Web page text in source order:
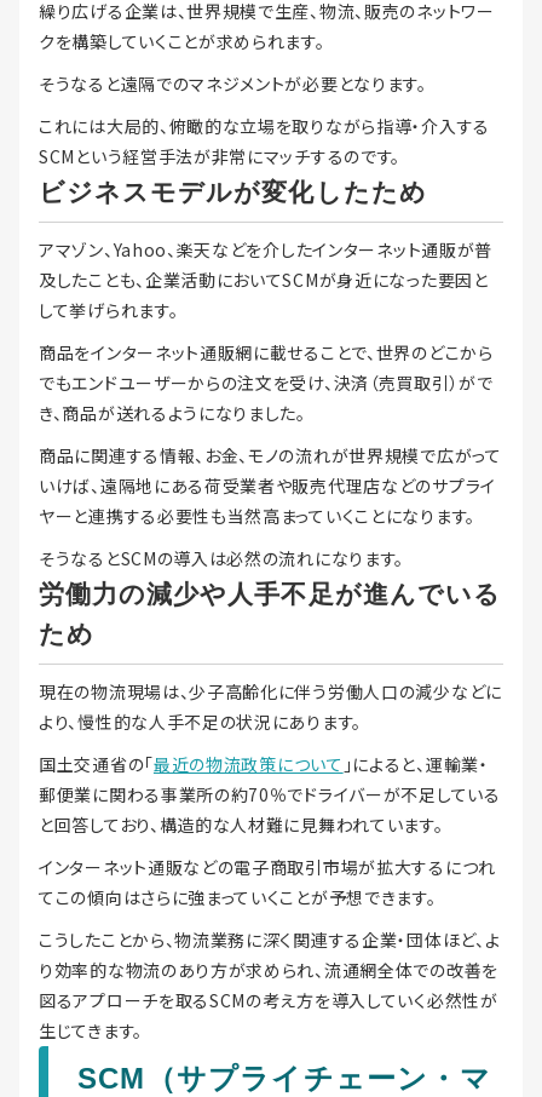
繰り広げる企業は、世界規模で生産、物流、販売のネットワー
クを構築していくことが求められます。
そうなると遠隔でのマネジメントが必要となります。
これには大局的、俯瞰的な立場を取りながら指導・介入する
SCMという経営手法が非常にマッチするのです。
ビジネスモデルが変化したため
アマゾン、Yahoo、楽天などを介したインターネット通販が普
及したことも、企業活動においてSCMが身近になった要因と
して挙げられます。
商品をインターネット通販網に載せることで、世界のどこから
でもエンドユーザーからの注文を受け、決済（売買取引）がで
き、商品が送れるようになりました。
商品に関連する情報、お金、モノの流れが世界規模で広がって
いけば、遠隔地にある荷受業者や販売代理店などのサプライ
ヤーと連携する必要性も当然高まっていくことになります。
そうなるとSCMの導入は必然の流れになります。
労働力の減少や人手不足が進んでいる
ため
現在の物流現場は、少子高齢化に伴う労働人口の減少などに
より、慢性的な人手不足の状況にあります。
国土交通省の「最近の物流政策について 」によると、運輸業・
郵便業に関わる事業所の約70％でドライバーが不足している
と回答しており、構造的な人材難に見舞われています。
インターネット通販などの電子商取引市場が拡大するにつれ
てこの傾向はさらに強まっていくことが予想できます。
こうしたことから、物流業務に深く関連する企業・団体ほど、よ
り効率的な物流のあり方が求められ、流通網全体での改善を
図るアプローチを取るSCMの考え方を導入していく必然性が
生じてきます。
SCM（サプライチェーン・マ